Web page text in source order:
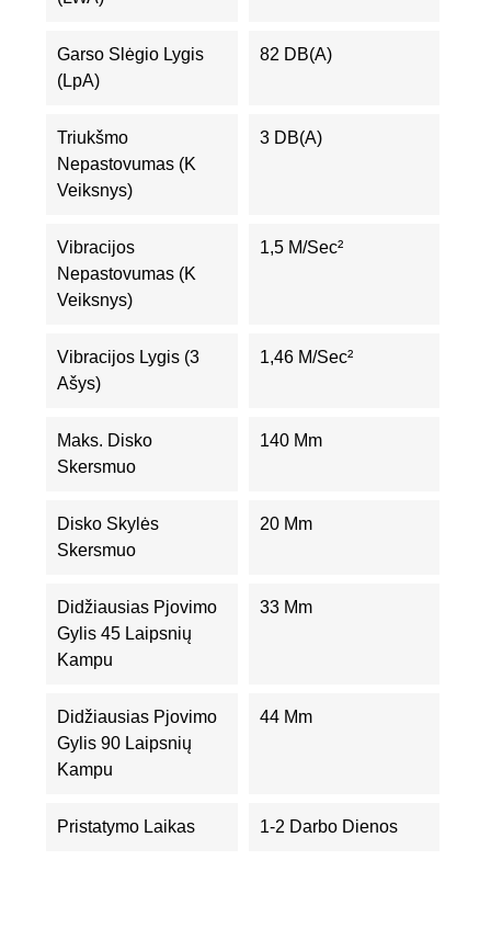
Garso Slėgio Lygis
(LpA)
82 DB(A)
Triukšmo
Nepastovumas (K
Veiksnys)
3 DB(A)
Vibracijos
Nepastovumas (K
Veiksnys)
1,5 M/sec²
Vibracijos Lygis (3
Ašys)
1,46 M/sec²
Maks. Disko
Skersmuo
140 Mm
Disko Skylės
Skersmuo
20 Mm
Didžiausias Pjovimo
Gylis 45 Laipsnių
Kampu
33 Mm
Didžiausias Pjovimo
Gylis 90 Laipsnių
Kampu
44 Mm
Pristatymo Laikas 1-2 Darbo Dienos